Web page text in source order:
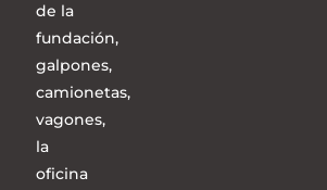
de la
fundación,
galpones,
camionetas,
vagones,
la
oficina